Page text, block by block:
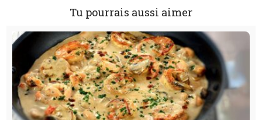
Tu pourrais aussi aimer